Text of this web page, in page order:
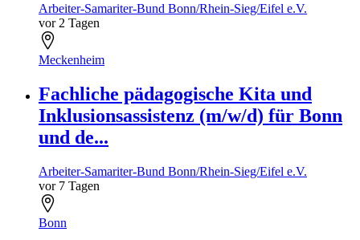
Arbeiter-Samariter-Bund Bonn/Rhein-Sieg/Eifel e.V.
vor 2 Tagen
Meckenheim
Fachliche pädagogische Kita und
Inklusionsassistenz (m/w/d) für Bonn
und de...
Arbeiter-Samariter-Bund Bonn/Rhein-Sieg/Eifel e.V.
vor 7 Tagen
Bonn